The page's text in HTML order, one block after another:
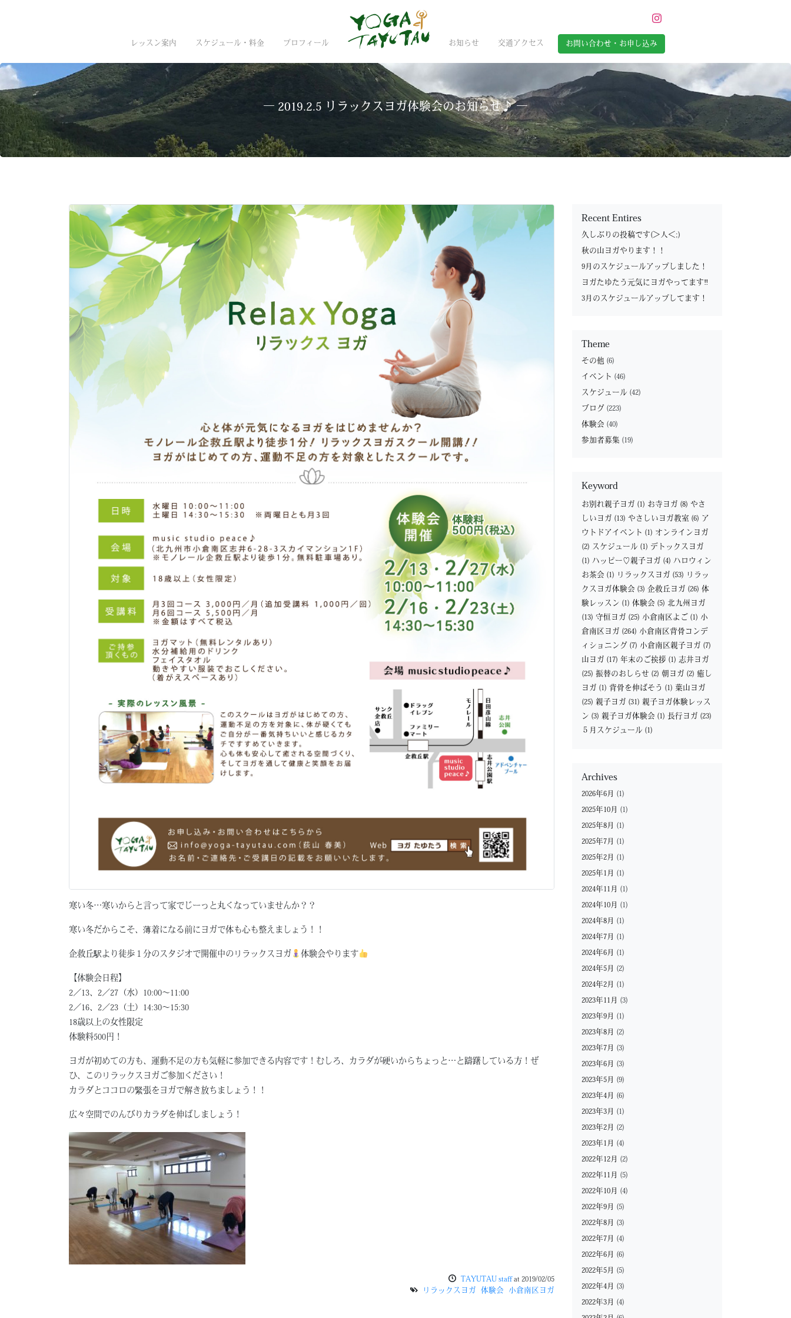
レッスン案内 スケジュール・料金 プロフィール お知らせ 交通アクセス お問い合わせ・お申し込み
― 2019.2.5 リラックスヨガ体験会のお知らせ♪ ―
寒い冬…寒いからと言って家でじーっと丸くなっていませんか？？
寒い冬だからこそ、薄着になる前にヨガで体も心も整えましょう！！
企救丘駅より徒歩１分のスタジオで開催中のリラックスヨガ 体験会やります
【体験会日程】
2／13、2／27（水）10:00〜11:00
2／16、2／23（土）14:30〜15:30
18歳以上の女性限定
体験料500円！
ヨガが初めての方も、運動不足の方も気軽に参加できる内容です！むしろ、カラダが硬いからちょっと…と躊躇している方！ぜ
ひ、このリラックスヨガご参加ください！
カラダとココロの緊張をヨガで解き放ちましょう！！
広々空間でのんびりカラダを伸ばしましょう！
TAYUTAU staffat 2019/02/05
リラックスヨガ
体験会 小倉南区ヨガ
Recent Entires
久しぶりの投稿です(＞人＜;)
秋の山ヨガやります！！
9月のスケジュールアップしました！
ヨガたゆたう元気にヨガやってます‼︎
3月のスケジュールアップしてます！
Theme
その他 (6)
イベント (46)
スケジュール (42)
ブログ (223)
体験会 (40)
参加者募集 (19)
Keyword
お別れ親子ヨガ (1) お寺ヨガ (8) やさ
しいヨガ (13) やさしいヨガ教室 (6) ア
ウトドアイベント (1) オンラインヨガ
(2) スケジュール (1) デトックスヨガ
(1) ハッピー♡親子ヨガ (4) ハロウィン
お茶会 (1) リラックスヨガ (53) リラッ
クスヨガ体験会 (3) 企救丘ヨガ (26) 体
験レッスン (1) 体験会 (5) 北九州ヨガ
(13) 守恒ヨガ (25) 小倉南区よご (1) 小
倉南区ヨガ (264) 小倉南区背骨コンデ
ィショニング (7) 小倉南区親子ヨガ (7)
山ヨガ (17) 年末のご挨拶 (1) 志井ヨガ
(25) 振替のおしらせ (2) 朝ヨガ (2) 癒し
ヨガ (1) 背骨を伸ばそう (1) 葉山ヨガ
(25) 親子ヨガ (31) 親子ヨガ体験レッス
ン (3) 親子ヨガ体験会 (1) 長行ヨガ (23)
５月スケジュール (1)
Archives
2026年6月 (1)
2025年10月 (1)
2025年8月 (1)
2025年7月 (1)
2025年2月 (1)
2025年1月 (1)
2024年11月 (1)
2024年10月 (1)
2024年8月 (1)
2024年7月 (1)
2024年6月 (1)
2024年5月 (2)
2024年2月 (1)
2023年11月 (3)
2023年9月 (1)
2023年8月 (2)
2023年7月 (3)
2023年6月 (3)
2023年5月 (9)
2023年4月 (6)
2023年3月 (1)
2023年2月 (2)
2023年1月 (4)
2022年12月 (2)
2022年11月 (5)
2022年10月 (4)
2022年9月 (5)
2022年8月 (3)
2022年7月 (4)
2022年6月 (6)
2022年5月 (5)
2022年4月 (3)
2022年3月 (4)